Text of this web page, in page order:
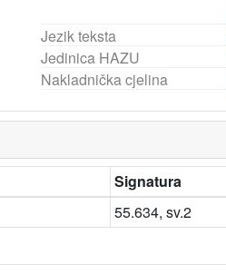
Jezik teksta
Jedinica HAZU
Nakladnička cjelina
Signatura
55.634, sv.2